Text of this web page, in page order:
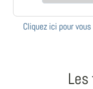
Cliquez ici pour